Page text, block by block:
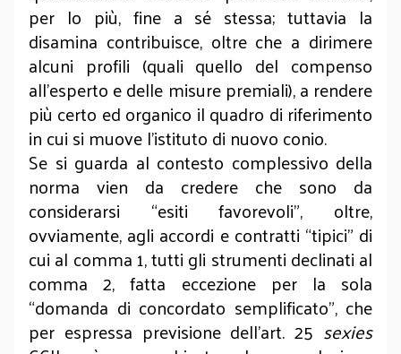
per lo più, fine a sé stessa; tuttavia la
disamina contribuisce, oltre che a dirimere
alcuni profili (quali quello del compenso
all’esperto e delle misure premiali), a rendere
più certo ed organico il quadro di riferimento
in cui si muove l’istituto di nuovo conio.
Se si guarda al contesto complessivo della
norma vien da credere che sono da
considerarsi “esiti favorevoli”, oltre,
ovviamente, agli accordi e contratti “tipici” di
cui al comma 1, tutti gli strumenti declinati al
comma 2, fatta eccezione per la sola
“domanda di concordato semplificato”, che
per espressa previsione dell’art. 25 sexies